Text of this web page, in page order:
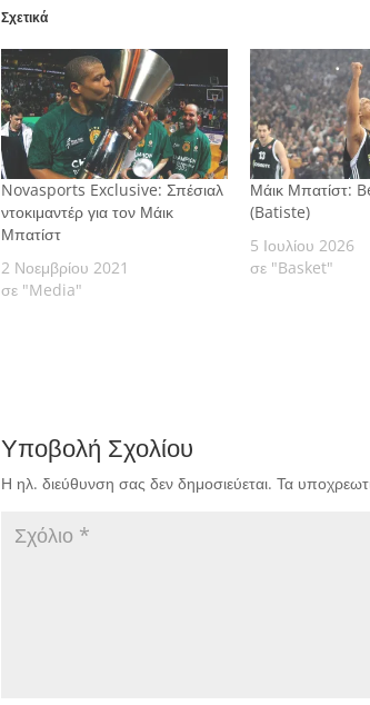
Σχετικά
Novasports Exclusive: Σπέσιαλ
ντοκιμαντέρ για τον Μάικ
Μπατίστ
2 Νοεμβρίου 2021
σε "Media"
Μάικ Μπατίστ:
(Batiste)
5 Ιουλίου 2026
σε "Basket"
Υποβολή Σχολίου
Η ηλ. διεύθυνση σας δεν δημοσιεύεται. Τα